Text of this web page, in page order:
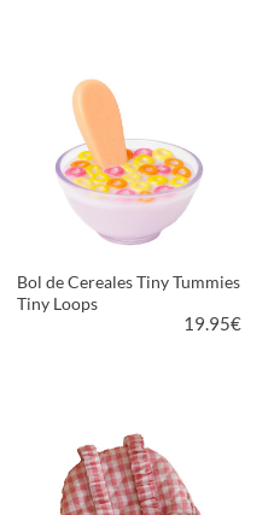
Bol de Cereales Tiny Tummies
Tiny Loops
19.95€